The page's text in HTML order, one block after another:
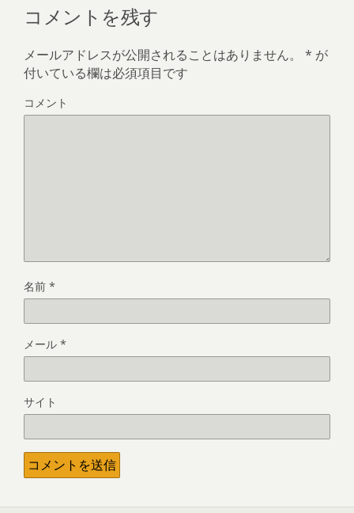
コメントを残す
メールアドレスが公開されることはありません。 * が
付いている欄は必須項目です
コメント
名前 *
メール *
サイト